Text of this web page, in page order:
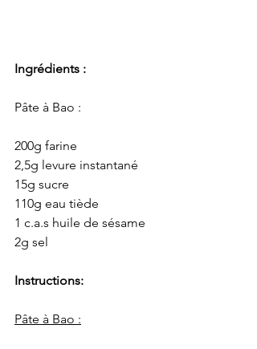
Ingrédients :
Pâte à Bao :
200g farine
2,5g levure instantané
15g sucre
110g eau tiède
1 c.a.s huile de sésame
2g sel
Instructions:
Pâte à Bao :